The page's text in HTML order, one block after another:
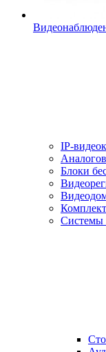
IP-
Блоки
Системы